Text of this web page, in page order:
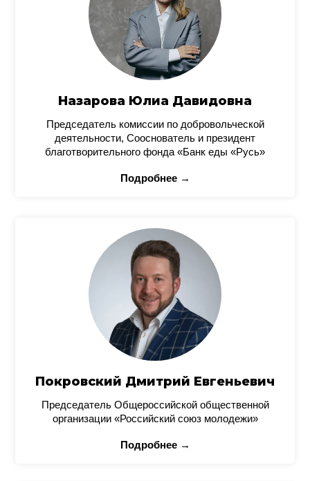
Назарова Юлиа Давидовна
Председатель комиссии по добровольческой
деятельности, Сооснователь и президент
благотворительного фонда «Банк еды «Русь»
Подробнее →
Покровский Дмитрий Евгеньевич
Председатель Общероссийской общественной
организации «Российский союз молодежи»
Подробнее →